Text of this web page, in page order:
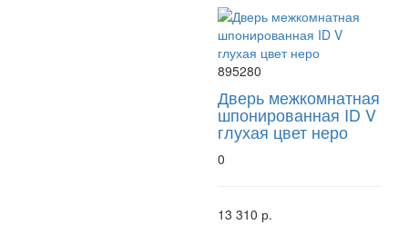
895280
Дверь межкомнатная
шпонированная ID V
глухая цвет неро
0
13 310 р.